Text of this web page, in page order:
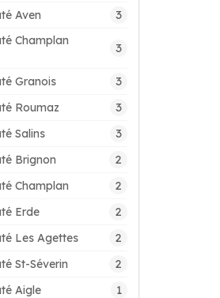
Aven 3
Champlan
3
Granois 3
Roumaz 3
Salins 3
Brignon 2
Champlan 2
Erde 2
Les Agettes 2
St-Séverin 2
Aigle 1